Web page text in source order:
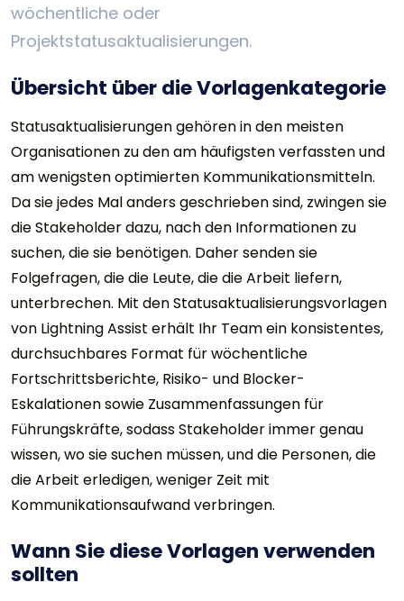
wöchentliche oder
Projektstatusaktualisierungen.
Übersicht über die Vorlagenkategorie
Statusaktualisierungen gehören in den meisten
Organisationen zu den am häufigsten verfassten und
am wenigsten optimierten Kommunikationsmitteln.
Da sie jedes Mal anders geschrieben sind, zwingen sie
die Stakeholder dazu, nach den Informationen zu
suchen, die sie benötigen. Daher senden sie
Folgefragen, die die Leute, die die Arbeit liefern,
unterbrechen. Mit den Statusaktualisierungsvorlagen
von Lightning Assist erhält Ihr Team ein konsistentes,
durchsuchbares Format für wöchentliche
Fortschrittsberichte, Risiko- und Blocker-
Eskalationen sowie Zusammenfassungen für
Führungskräfte, sodass Stakeholder immer genau
wissen, wo sie suchen müssen, und die Personen, die
die Arbeit erledigen, weniger Zeit mit
Kommunikationsaufwand verbringen.
Wann Sie diese Vorlagen verwenden
sollten